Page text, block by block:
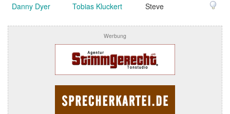
Danny Dyer
Tobias Kluckert Steve
Werbung